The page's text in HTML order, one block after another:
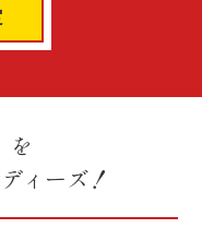
を
ィーズ！